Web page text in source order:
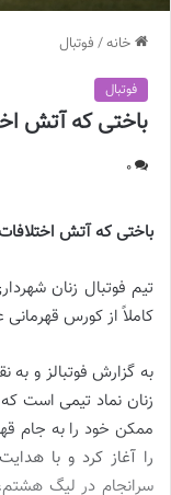
خانه/ فوتبال
فوتبال
باختی که آتش
0
باختی که آتش
تیم فوتبال زنان
کاملاً از کورس
زنان نماد تیمی است
ممکن خود را به جام
را آغاز کرد و با
سرانجام در لیگ